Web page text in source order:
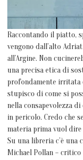
Raccontando il piatto,
vengono dall’alto
all’Argine. Non
una precisa etica di
profondamente irritata
stupisco di come si
nella consapevolezza
in pericolo. Credo che
materia prima vuol dire
Su una libreria c’è una
Michael Pollan –